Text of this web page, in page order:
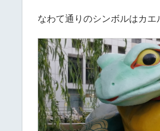
なわて通りのシンボルはカ